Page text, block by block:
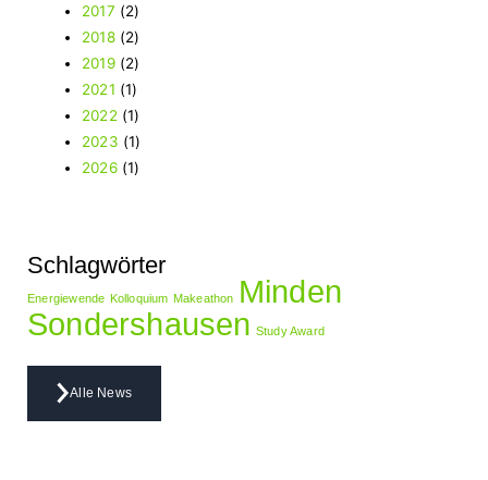
2017 (2)
2018(2)
2019(2)
2021 (1)
2022 (1)
2023 (1)
2026(1)
Schlagwörter
Energiewende Kolloquium Makeathon Minden
Sondershausen Study Award
Alle News